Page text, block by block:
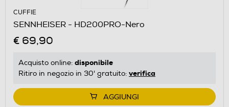
CUFFIE
SENNHEISER - HD200PRO-Nero
€ 69,90
Acquisto online: disponibile
Ritiro in negozio in 30' gratuito: verifica
AGGIUNGI